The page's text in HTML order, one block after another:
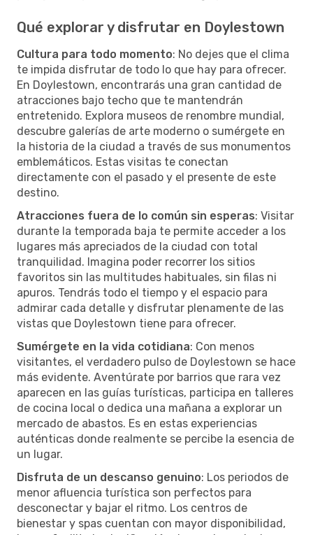
Qué explorar y disfrutar en Doylestown
Cultura para todo momento: No dejes que el clima
te impida disfrutar de todo lo que hay para ofrecer.
En Doylestown, encontrarás una gran cantidad de
atracciones bajo techo que te mantendrán
entretenido. Explora museos de renombre mundial,
descubre galerías de arte moderno o sumérgete en
la historia de la ciudad a través de sus monumentos
emblemáticos. Estas visitas te conectan
directamente con el pasado y el presente de este
destino.
Atracciones fuera de lo común sin esperas: Visitar
durante la temporada baja te permite acceder a los
lugares más apreciados de la ciudad con total
tranquilidad. Imagina poder recorrer los sitios
favoritos sin las multitudes habituales, sin filas ni
apuros. Tendrás todo el tiempo y el espacio para
admirar cada detalle y disfrutar plenamente de las
vistas que Doylestown tiene para ofrecer.
Sumérgete en la vida cotidiana: Con menos
visitantes, el verdadero pulso de Doylestown se hace
más evidente. Aventúrate por barrios que rara vez
aparecen en las guías turísticas, participa en talleres
de cocina local o dedica una mañana a explorar un
mercado de abastos. Es en estas experiencias
auténticas donde realmente se percibe la esencia de
un lugar.
Disfruta de un descanso genuino: Los periodos de
menor afluencia turística son perfectos para
desconectar y bajar el ritmo. Los centros de
bienestar y spas cuentan con mayor disponibilidad,